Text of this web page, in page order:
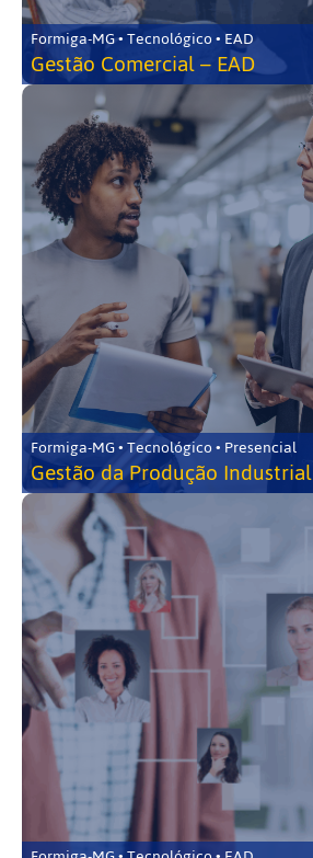
Formiga-MG • Tecnológico • EAD
Gestão Comercial – EAD
Formiga-MG • Tecnológico • Presencial
Gestão da Produção Industrial